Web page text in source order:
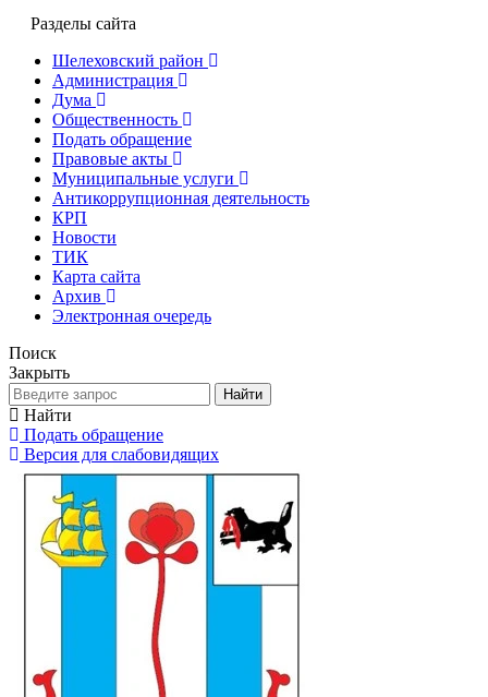
Разделы сайта
Шелеховский район
Администрация
Дума
Общественность
Подать обращение
Правовые акты
Муниципальные услуги
Антикоррупционная деятельность
КРП
Новости
ТИК
Карта сайта
Архив
Электронная очередь
Поиск
Закрыть
Найти
Найти
Подать обращение
Версия для слабовидящих